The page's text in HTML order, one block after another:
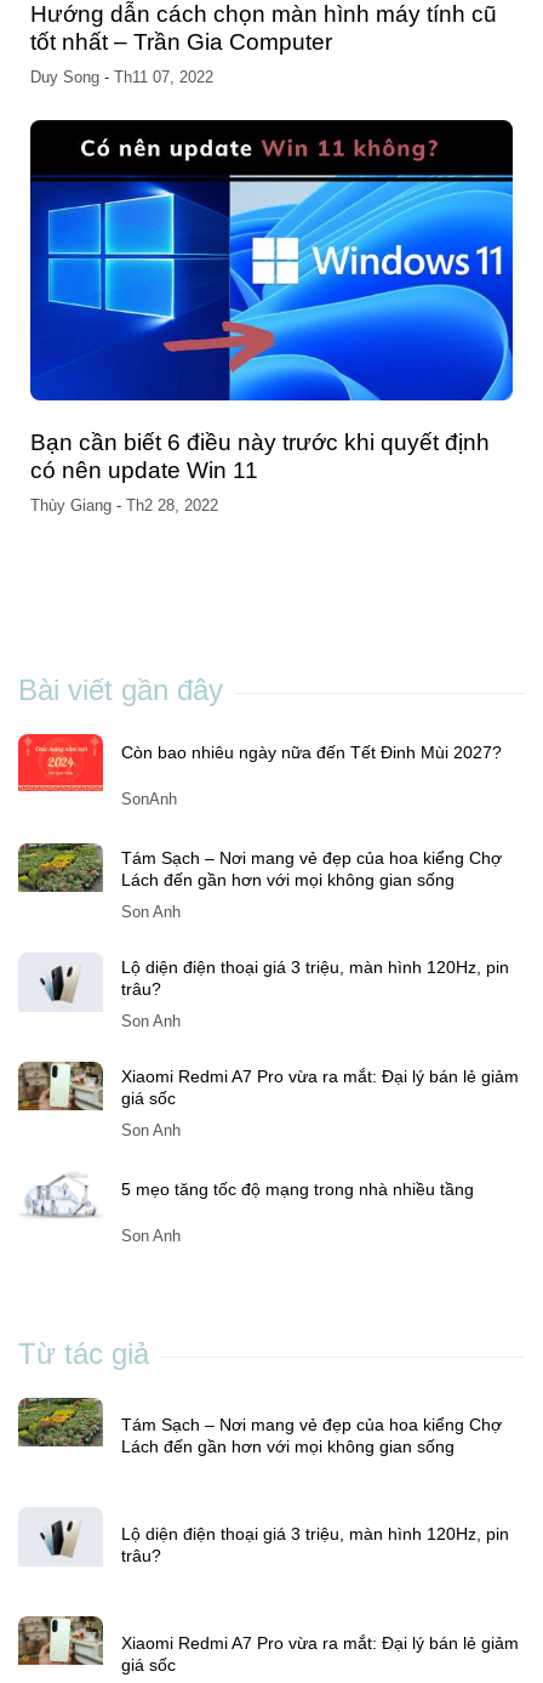
Hướng dẫn cách chọn màn hình máy tính cũ
tốt nhất – Trần Gia Computer
Duy Song - Th11 07, 2022
Bạn cần biết 6 điều này trước khi quyết định
có nên update Win 11
Thùy Giang - Th2 28, 2022
Lách đến gần hơn với mọi không gian sống
Son Anh
trâu?
Son Anh
giá sốc
Son Anh
Lách đến gần hơn với mọi không gian sống
trâu?
giá sốc